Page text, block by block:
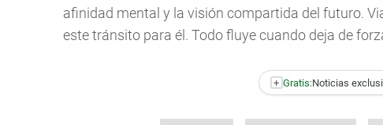
afinidad mental y la visión compartida del futuro.
este tránsito para él. Todo fluye cuando deja de
+ Gratis:Noticias